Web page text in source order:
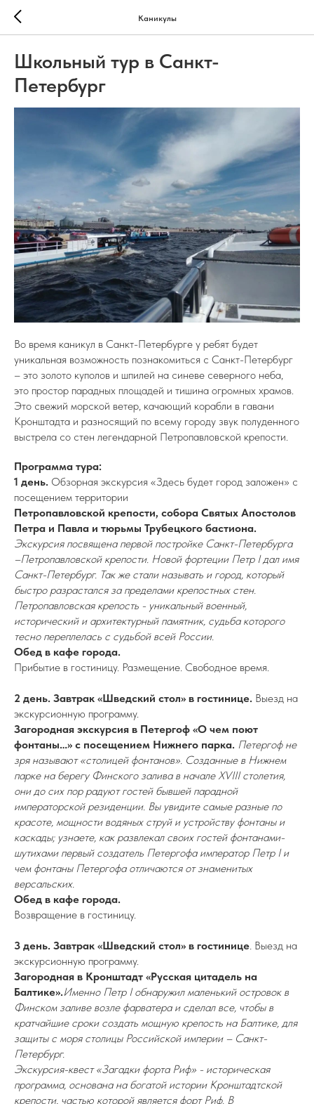
Каникулы
Школьный тур в Санкт-
Петербург
Во время каникул в Санкт-Петербурге у ребят будет
уникальная возможность познакомиться с Санкт-Петербург
– это золото куполов и шпилей на синеве северного неба,
это простор парадных площадей и тишина огромных храмов.
Это свежий морской ветер, качающий корабли в гавани
Кронштадта и разносящий по всему городу звук полуденного
выстрела со стен легендарной Петропавловской крепости.
Программа тура:
1 день. Обзорная экскурсия «Здесь будет город заложен» с
посещением территории
Петропавловской крепости, собора Святых Апостолов
Петра и Павла и тюрьмы Трубецкого бастиона.
Экскурсия посвящена первой постройке Санкт-Петербурга
–Петропавловской крепости. Новой фортеции Петр I дал имя
Санкт-Петербург. Так же стали называть и город, который
быстро разрастался за пределами крепостных стен.
Петропавловская крепость - уникальный военный,
исторический и архитектурный памятник, судьба которого
тесно переплелась с судьбой всей России.
Обед в кафе города.
Прибытие в гостиницу. Размещение. Свободное время.
2 день. Завтрак «Шведский стол» в гостинице. Выезд на
экскурсионную программу.
Загородная экскурсия в Петергоф «О чем поют
фонтаны…» с посещением Нижнего парка. Петергоф не
зря называют «столицей фонтанов». Созданные в Нижнем
парке на берегу Финского залива в начале XVIII столетия,
они до сих пор радуют гостей бывшей парадной
императорской резиденции. Вы увидите самые разные по
красоте, мощности водяных струй и устройству фонтаны и
каскады; узнаете, как развлекал своих гостей фонтанами-
шутихами первый создатель Петергофа император Петр I и
чем фонтаны Петергофа отличаются от знаменитых
версальских.
Обед в кафе города.
Возвращение в гостиницу.
3 день. Завтрак «Шведский стол» в гостинице. Выезд на
экскурсионную программу.
Загородная в Кронштадт «Русская цитадель на
Балтике».Именно Петр I обнаружил маленький островок в
Финском заливе возле фарватера и сделал все, чтобы в
кратчайшие сроки создать мощную крепость на Балтике, для
защиты с моря столицы Российской империи – Санкт-
Петербург.
Экскурсия-квест «Загадки форта Риф» - историческая
программа, основана на богатой истории Кронштадтской
крепости, частью которой является форт Риф. В